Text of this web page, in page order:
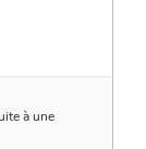
à une